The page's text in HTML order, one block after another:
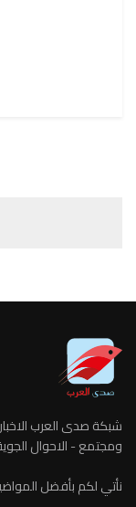
شبكة صدى العرب
ومجتمع - الاحوال
نأتي لكم بأفضل